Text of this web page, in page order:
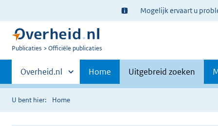
Ter
informatie:
Mogelijk ervaart u
U
Publicaties Officiële publicaties
Primaire
navigatie
Andere
sites
binnen
Overheid.nl Home Uitgebreid zoeken
U bent hier: Home